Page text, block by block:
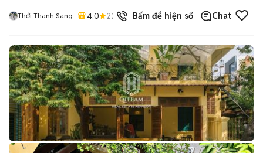
Thới Thanh Sang 4.0 22 đã bánBấm để hiện số Chat